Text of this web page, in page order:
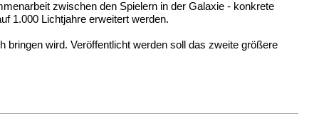
zwischen den Spielern in der Galaxie - konkrete
1.000 Lichtjahre erweitert werden.
wird. Veröffentlicht werden soll das zweite größere